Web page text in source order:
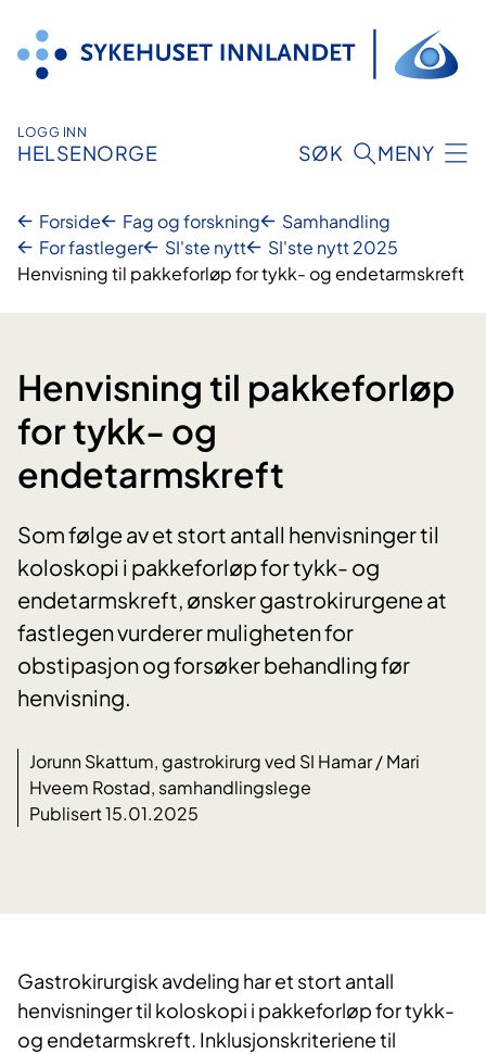
innhold
LOGG INN
HELSENORGE SØK MENY
Forside Fag og forskning
Samhandling
For fastleger
SI'ste nytt
SI'ste nytt 2025
Henvisning til pakkeforløp for tykk- og endetarmskreft
Henvisning til pakkeforløp
for tykk- og
endetarmskreft
Som følge av et stort antall henvisninger til
koloskopi i pakkeforløp for tykk- og
endetarmskreft, ønsker gastrokirurgene at
fastlegen vurderer muligheten for
obstipasjon og forsøker behandling før
henvisning.
Jorunn Skattum, gastrokirurg ved SI Hamar / Mari
Hveem Rostad, samhandlingslege
Publisert 15.01.2025
Gastrokirurgisk avdeling har et stort antall
henvisninger til koloskopi i pakkeforløp for tykk-
og endetarmskreft. Inklusjonskriteriene til